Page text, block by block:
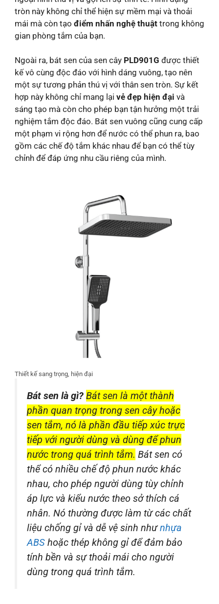
tròn này không chỉ thể hiện sự mềm mại và thoải
mái mà còn tạo điểm nhấn nghệ thuật trong không
gian phòng tắm của bạn.
Ngoài ra, bát sen của sen cây PLD901G được thiết
kế vô cùng độc đáo với hình dáng vuông, tạo nên
một sự tương phản thú vị với thân sen tròn. Sự kết
hợp này không chỉ mang lại vẻ đẹp hiện đại và
sáng tạo mà còn cho phép bạn tận hưởng một trải
nghiệm tắm độc đáo. Bát sen vuông cũng cung cấp
một phạm vi rộng hơn để nước có thể phun ra, bao
gồm các chế độ tắm khác nhau để bạn có thể tùy
chỉnh để đáp ứng nhu cầu riêng của mình.
Thiết kế sang trọng, hiện đại
Bát sen là gì? Bát sen là một thành
phần quan trọng trong sen cây hoặc
sen tắm, nó là phần đầu tiếp xúc trực
tiếp với người dùng và dùng để phun
nước trong quá trình tắm. Bát sen có
thể có nhiều chế độ phun nước khác
nhau, cho phép người dùng tùy chỉnh
áp lực và kiểu nước theo sở thích cá
nhân. Nó thường được làm từ các chất
liệu chống gỉ và dễ vệ sinh nhưnhựa
ABS hoặc thép không gỉ để đảm bảo
tính bền và sự thoải mái cho người
dùng trong quá trình tắm.